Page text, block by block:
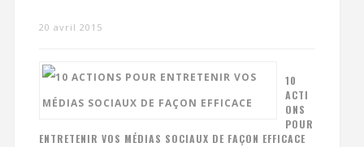
20 avril 2015
10
ACTI
ONS
POUR
ENTRETENIR VOS MÉDIAS SOCIAUX DE FAÇON EFFICACE